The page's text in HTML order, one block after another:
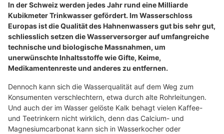
In der Schweiz werden jedes Jahr rund eine Milliarde
Kubikmeter Trinkwasser gefördert. Im Wasserschloss
Europas ist die Qualität des Hahnenwassers gut bis sehr gut,
schliesslich setzen die Wasserversorger auf umfangreiche
technische und biologische Massnahmen, um
unerwünschte Inhaltsstoffe wie Gifte, Keime,
Medikamentenreste und anderes zu entfernen.
Dennoch kann sich die Wasserqualität auf dem Weg zum
Konsumenten verschlechtern, etwa durch alte Rohrleitungen.
Und auch der im Wasser gelöste Kalk behagt vielen Kaffee-
und Teetrinkern nicht wirklich, denn das Calcium- und
Magnesiumcarbonat kann sich in Wasserkocher oder